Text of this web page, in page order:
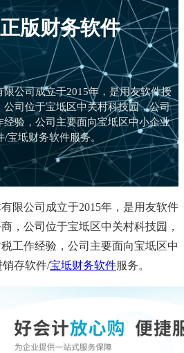
版财务软件
公司成立于2015年，是用友软件授
司位于宝坻区中关村科技园，公司
经验，公司主要面向宝坻区中小企业
宝坻财务软件服务。
限公司成立于2015年，是用友软件
，公司位于宝坻区中关村科技园，
工作经验，公司主要面向宝坻区中
销存软件/宝坻财务软件服务。